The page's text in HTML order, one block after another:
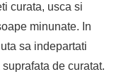
curata, usca si
minunate. In
sa indepartati
de curatat.